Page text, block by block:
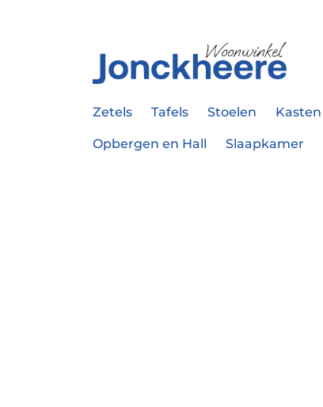
Zetels Tafels Stoelen Kasten
Opbergen en Hall Slaapkamer